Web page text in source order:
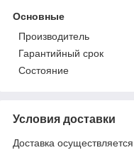
Основные
Производитель
Гарантийный срок
Состояние
Условия доставки
Доставка